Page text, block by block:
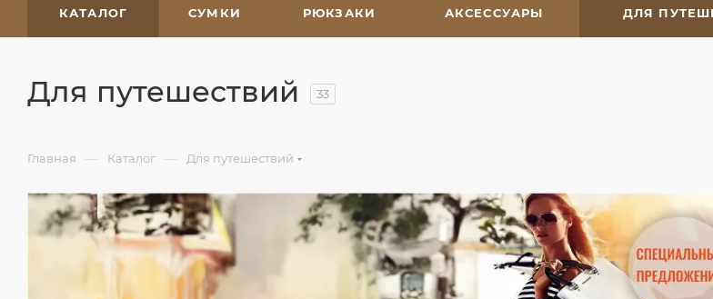
КАТАЛОГ СУМКИ РЮКЗАКИ АКСЕССУАРЫ ДЛЯ
Для путешествий 33
Главная — Каталог — Для путешествий